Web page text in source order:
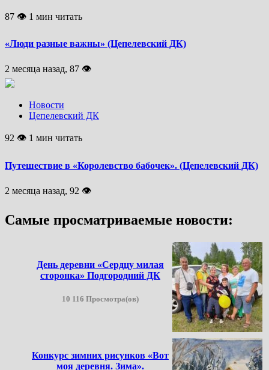
87 👁 1 мин читать
«Люди разные важны» (Цепелевский ДК)
2 месяца назад, 87 👁
Новости
Цепелевский ДК
92 👁 1 мин читать
Путешествие в «Королевство бабочек». (Цепелевский ДК)
2 месяца назад, 92 👁
Самые просматриваемые новости:
День деревни «Сердцу милая
сторонка» Подгородний ДК
10 116 Просмотра(ов)
Конкурс зимних рисунков «Вот
моя деревня. Зима».